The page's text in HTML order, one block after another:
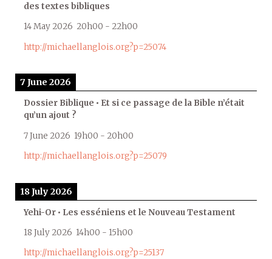
des textes bibliques
14 May 2026 20h00 - 22h00
http://michaellanglois.org?p=25074
7 June 2026
Dossier Biblique • Et si ce passage de la Bible n’était
qu’un ajout ?
7 June 2026 19h00 - 20h00
http://michaellanglois.org?p=25079
18 July 2026
Yehi-Or • Les esséniens et le Nouveau Testament
18 July 2026 14h00 - 15h00
http://michaellanglois.org?p=25137